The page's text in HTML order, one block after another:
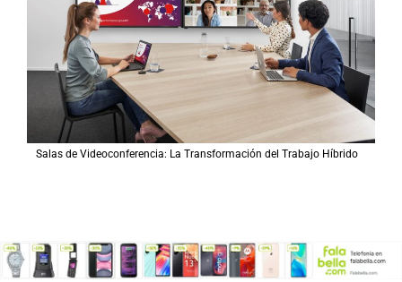
Salas de Videoconferencia: La Transformación del Trabajo Híbrido